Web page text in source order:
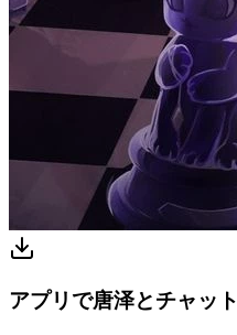
アプリで唐泽とチャット